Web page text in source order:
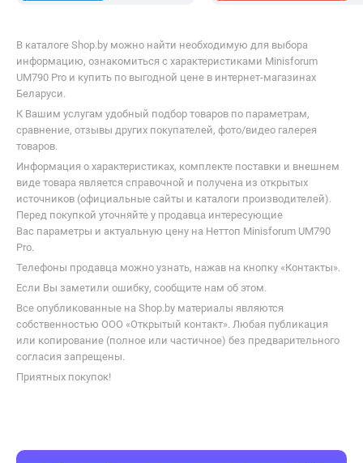
В каталоге Shop.by можно найти необходимую для выбора
информацию, ознакомиться с характеристиками Minisforum
UM790 Pro и купить по выгодной цене в интернет-магазинах
Беларуси.
К Вашим услугам удобный подбор товаров по параметрам,
сравнение, отзывы других покупателей, фото/видео галерея
товаров.
Информация о характеристиках, комплекте поставки и внешнем
виде товара является справочной и получена из открытых
источников (официальные сайты и каталоги производителей).
Перед покупкой уточняйте у продавца интересующие
Вас параметры и актуальную цену на Неттоп Minisforum UM790
Pro.
Телефоны продавца можно узнать, нажав на кнопку «Контакты».
Если Вы заметили ошибку, сообщите нам об этом.
Все опубликованные на Shop.by материалы являются
собственностью ООО «Открытый контакт». Любая публикация
или копирование (полное или частичное) без предварительного
согласия запрещены.
Приятных покупок!